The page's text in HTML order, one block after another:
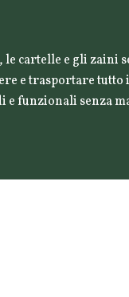
cartelle e gli
e trasportare tutto
funzionali senza